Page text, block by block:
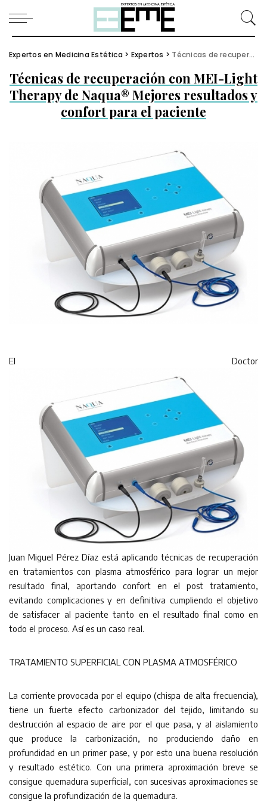
Expertos en Medicina Estética > Expertos > Técnicas de recuperación con MEI-Light Therapy de Naqua® Mejores resultados y confort para el paciente
Técnicas de recuperación con MEI-Light
Therapy de Naqua® Mejores resultados y
confort para el paciente
El Doctor
Juan Miguel Pérez Díaz está aplicando técnicas de recuperación
en tratamientos con plasma atmosférico para lograr un mejor
resultado final, aportando confort en el post tratamiento,
evitando complicaciones y en definitiva cumpliendo el objetivo
de satisfacer al paciente tanto en el resultado final como en
todo el proceso. Así es un caso real.
TRATAMIENTO SUPERFICIAL CON PLASMA ATMOSFÉRICO
La corriente provocada por el equipo (chispa de alta frecuencia),
tiene un fuerte efecto carbonizador del tejido, limitando su
destrucción al espacio de aire por el que pasa, y al aislamiento
que produce la carbonización, no produciendo daño en
profundidad en un primer pase, y por esto una buena resolución
y resultado estético. Con una primera aproximación breve se
consigue quemadura superficial, con sucesivas aproximaciones se
consigue la profundización de la quemadura.